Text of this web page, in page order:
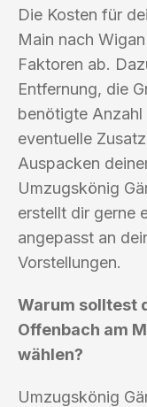
Die Kosten für
Main nach
Faktoren ab.
Entfernung, die
benötigte Anzahl
eventuelle
Auspacken
Umzugskönig
erstellt dir gerne
angepasst an
Vorstellungen.
Warum solltest
Offenbach am
wählen?
Umzugskönig